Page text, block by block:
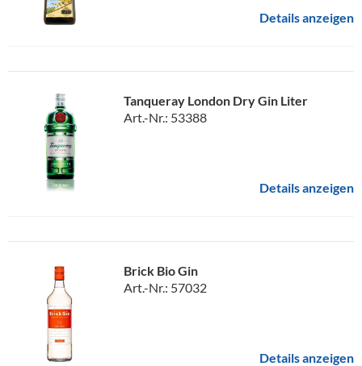
Details anzeigen
Tanqueray London Dry Gin Liter
Art.-Nr.: 53388
Details anzeigen
Brick Bio Gin
Art.-Nr.: 57032
Details anzeigen